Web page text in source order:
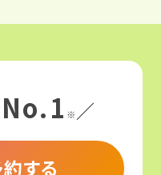
No.1 ※ ／
する